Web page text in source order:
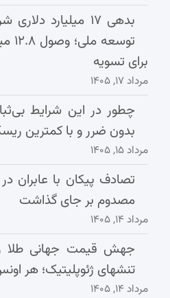
بدهی ۱۷ میلیارد
برای تسویه
مرداد ۱۷, ۱۴۰۵
چطور در این شرایط
بدون ضرر و با کمترین
مرداد ۱۵, ۱۴۰۵
مصدوم بر جای گذاشت
مرداد ۱۴, ۱۴۰۵
جهش قیمت جهانی طلا
تنشهای ژئوپلیتیک؛ هر اونس طلا به
مرداد ۱۴, ۱۴۰۵